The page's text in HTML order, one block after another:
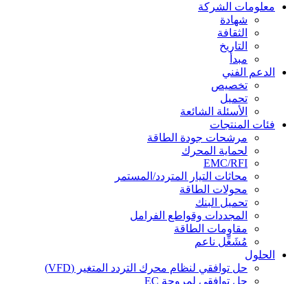
معلومات الشركة
شهادة
الثقافة
التاريخ
مبدأ
الدعم الفني
تخصيص
تحميل
الأسئلة الشائعة
فئات المنتجات
مرشحات جودة الطاقة
لحماية المحرك
EMC/RFI
محاثات التيار المتردد/المستمر
محولات الطاقة
تحميل البنك
المجددات وقواطع الفرامل
مقاومات الطاقة
مُشَغِّل ناعم
الحلول
حل توافقي لنظام محرك التردد المتغير (VFD)
حل توافقي لمروحة EC